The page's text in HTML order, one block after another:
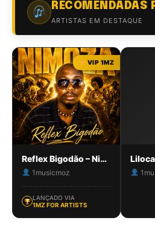
RECOMENDADAS
ARTISTAS EM DESTAQUE
VIP 1MZ
Reflex Bigodão – Nimoza
1musicmoz
LANÇADO VIA
1MZ FOR ARTISTS